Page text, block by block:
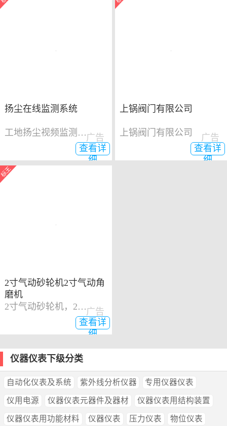
扬尘在线监测系统
工地扬尘视频监测系统
查看详
细
广告
上锅阀门有限公司
上锅阀门有限公司
查看详
细
广告
2寸气动砂轮机2寸气动角
磨机
2寸气动砂轮机，2寸气动角磨机
查看详
细
广告
仪器仪表下级分类
自动化仪表及系统 紫外线分析仪器 专用仪器仪表
仪用电源 仪器仪表元器件及器材 仪器仪表用结构装置
仪器仪表用功能材料 仪器仪表 压力仪表 物位仪表